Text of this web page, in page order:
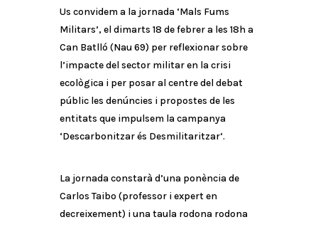
Us convidem a la jornada ‘Mals Fums
Militars’, el dimarts 18 de febrer a les 18h a
Can Batlló (Nau 69) per reflexionar sobre
l’impacte del sector militar en la crisi
ecològica i per posar al centre del debat
públic les denúncies i propostes de les
entitats que impulsem la campanya
‘Descarbonitzar és Desmilitaritzar‘.
La jornada constarà d’una ponència de
Carlos Taibo (professor i expert en
decreixement) i una taula rodona rodona